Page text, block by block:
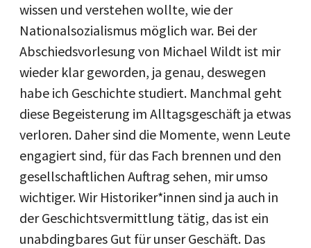
wissen und verstehen wollte, wie der
Nationalsozialismus möglich war. Bei der
Abschiedsvorlesung von Michael Wildt ist mir
wieder klar geworden, ja genau, deswegen
habe ich Geschichte studiert. Manchmal geht
diese Begeisterung im Alltagsgeschäft ja etwas
verloren. Daher sind die Momente, wenn Leute
engagiert sind, für das Fach brennen und den
gesellschaftlichen Auftrag sehen, mir umso
wichtiger. Wir Historiker*innen sind ja auch in
der Geschichtsvermittlung tätig, das ist ein
unabdingbares Gut für unser Geschäft. Das